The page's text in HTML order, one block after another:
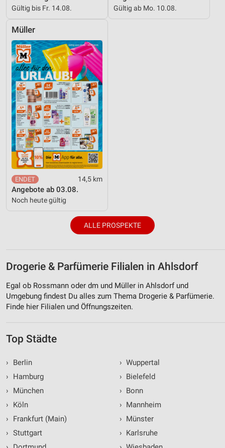
Gültig bis Fr. 14.08. Gültig ab Mo. 10.08.
Müller
14,5 km
Angebote ab 03.08.
Noch heute gültig
ALLE PROSPEKTE
Drogerie & Parfümerie Filialen in Ahlsdorf
Egal ob Rossmann oder dm und Müller in Ahlsdorf und
Umgebung findest Du alles zum Thema Drogerie & Parfümerie.
Finde hier Filialen und Öffnungszeiten.
Top Städte
›
Berlin
›
Hamburg
›
München
›
Köln
›
Frankfurt (Main)
› Stuttgart
› Wuppertal
› Bielefeld
› Bonn
› Mannheim
› Münster
› Karlsruhe
Performance
Werbung